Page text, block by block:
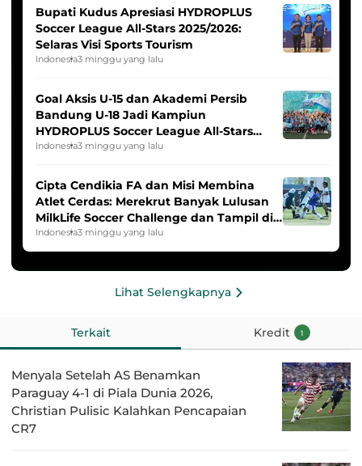
Bupati Kudus Apresiasi HYDROPLUS
Soccer League All-Stars 2025/2026:
Selaras Visi Sports Tourism
Indonesia3 minggu yang lalu
Goal Aksis U-15 dan Akademi Persib
Bandung U-18 Jadi Kampiun
HYDROPLUS Soccer League All-Stars
2025/2026
Indonesia3 minggu yang lalu
Cipta Cendikia FA dan Misi Membina
Atlet Cerdas: Merekrut Banyak Lulusan
MilkLife Soccer Challenge dan Tampil di
HYDROPLUS Soccer League
Indonesia3 minggu yang lalu
Lihat Selengkapnya
Terkait Kredit 1
Menyala Setelah AS Benamkan
Paraguay 4-1 di Piala Dunia 2026,
Christian Pulisic Kalahkan Pencapaian
CR7